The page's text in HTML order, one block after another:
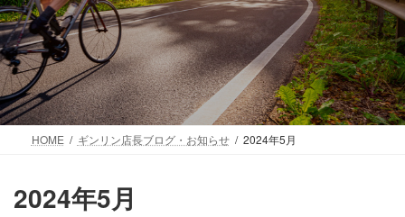
HOME ギンリン店長ブログ・お知らせ 2024年5月
2024年5月